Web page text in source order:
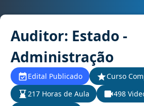
Auditor: Estado -
Administração
Edital Publicado
Curso
217 Horas de Aula
498